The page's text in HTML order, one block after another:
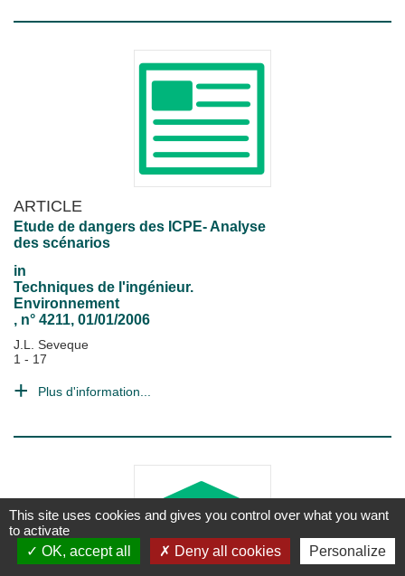
ARTICLE
Etude de dangers des ICPE- Analyse
des scénarios
in
Techniques de l'ingénieur.
Environnement
, n° 4211, 01/01/2006
J.L. Seveque
1 - 17
Plus d'information...
This site uses cookies and gives you control over what you want
to activate
OK, accept all
Deny all cookies Personalize